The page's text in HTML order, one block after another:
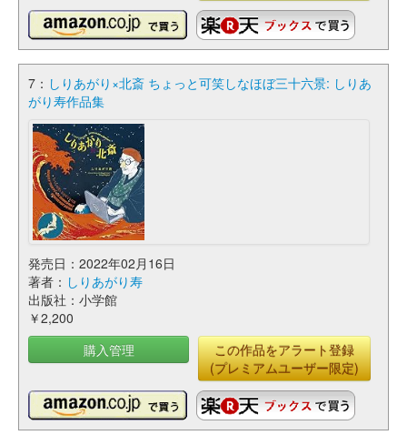
7： しりあがり×北斎 ちょっと可笑しなほぼ三十六景: しりあ
がり寿作品集
発売日：2022年02月16日
著者： しりあがり寿
出版社：小学館
￥2,200
購入管理
この作品をアラート登録
(プレミアムユーザー限定)